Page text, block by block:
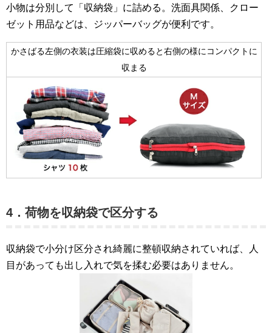
小物は分別して「収納袋」に詰める。洗面具関係、クロー
ゼット用品などは、ジッパーバッグが便利です。
かさばる左側の衣装は圧縮袋に収めると右側の様にコンパクトに
収まる
4．荷物を収納袋で区分する
収納袋で小分け区分され綺麗に整頓収納されていれば、人
目があっても出し入れで気を揉む必要はありません。